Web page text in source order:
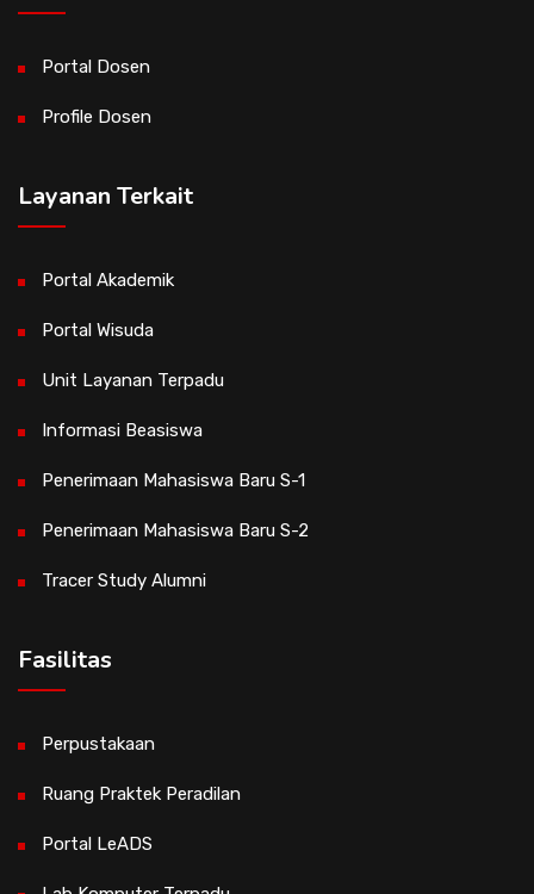
Portal Dosen
Profile Dosen
Layanan Terkait
Portal Akademik
Portal Wisuda
Unit Layanan Terpadu
Informasi Beasiswa
Penerimaan Mahasiswa Baru S-1
Penerimaan Mahasiswa Baru S-2
Tracer Study Alumni
Fasilitas
Perpustakaan
Ruang Praktek Peradilan
Portal LeADS